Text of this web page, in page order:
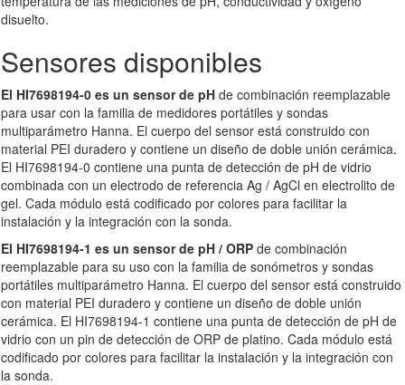
disuelto.
Sensores disponibles
El HI7698194-0 es un sensor de pH de combinación reemplazable
para usar con la familia de medidores portátiles y sondas
multiparámetro Hanna. El cuerpo del sensor está construido con
material PEI duradero y contiene un diseño de doble unión cerámica.
El HI7698194-0 contiene una punta de detección de pH de vidrio
combinada con un electrodo de referencia Ag / AgCl en electrolito de
gel. Cada módulo está codificado por colores para facilitar la
instalación y la integración con la sonda.
El HI7698194-1 es un sensor de pH / ORP de combinación
reemplazable para su uso con la familia de sonómetros y sondas
portátiles multiparámetro Hanna. El cuerpo del sensor está construido
con material PEI duradero y contiene un diseño de doble unión
cerámica. El HI7698194-1 contiene una punta de detección de pH de
vidrio con un pin de detección de ORP de platino. Cada módulo está
codificado por colores para facilitar la instalación y la integración con
la sonda.